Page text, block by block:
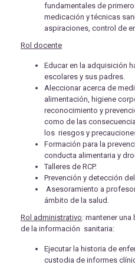
fundamentales de
medicación y técnicas
aspiraciones, control de
Rol docente
Educar en la adquisición
escolares y sus padres.
Aleccionar acerca de
alimentación, higiene
reconocimiento y
como de las
los riesgos y
Formación para la
conducta alimentaria y
Talleres de RCP.
Prevención y detección
Asesoramiento a
ámbito de la salud.
Rol administrativo: mantener
de la información sanitaria:
Ejecutar la historia de
custodia de informes